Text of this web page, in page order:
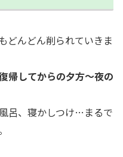
どんどん削られていきま
帰してからの夕方〜夜の
呂、寝かしつけ…まるで